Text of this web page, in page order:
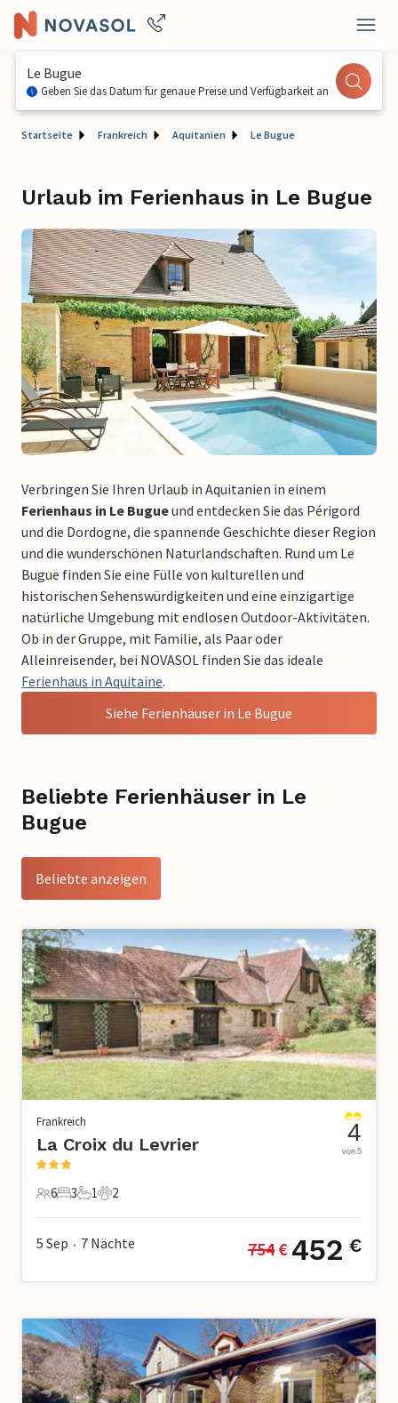
Le Bugue
Geben Sie das Datum für genaue Preise und Verfügbarkeit an
Startseite Frankreich Aquitanien Le Bugue
Urlaub im Ferienhaus in Le Bugue
Verbringen Sie Ihren Urlaub in Aquitanien in einem
Ferienhaus in Le Bugueund entdecken Sie das Périgord
und die Dordogne, die spannende Geschichte dieser Region
und die wunderschönen Naturlandschaften. Rund um Le
Bugue finden Sie eine Fülle von kulturellen und
historischen Sehenswürdigkeiten und eine einzigartige
natürliche Umgebung mit endlosen Outdoor-Aktivitäten.
Ob in der Gruppe, mit Familie, als Paar oder
Alleinreisender, bei NOVASOL finden Sie das ideale
Ferienhaus in Aquitaine.
Siehe Ferienhäuser in Le Bugue
Beliebte Ferienhäuser in Le
Bugue
Beliebte anzeigen
Frankreich
La Croix du Levrier
6 Gäste
6
3 Schlafzimmer
3
1 Badezimmer
1
2 Haustiere
2
4
von 5
5 Sep • 7 Nächte 754 € 452 €